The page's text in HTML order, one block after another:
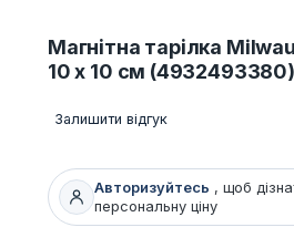
Магнітна тарілка
10 x 10 см (4932493380)
Залишити відгук
Авторизуйтесь , щоб
персональну ціну